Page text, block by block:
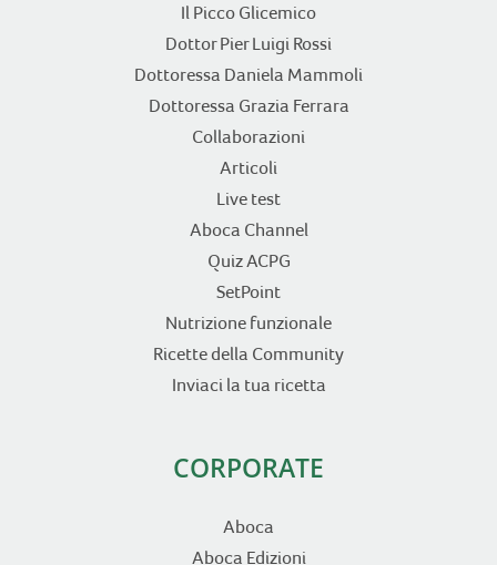
Il Picco Glicemico
Dottor Pier Luigi Rossi
Dottoressa Daniela Mammoli
Dottoressa Grazia Ferrara
Collaborazioni
Articoli
Live test
Aboca Channel
Quiz ACPG
SetPoint
Nutrizione funzionale
Ricette della Community
Inviaci la tua ricetta
CORPORATE
Aboca
Aboca Edizioni